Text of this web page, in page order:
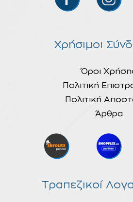
Χρήσιμοι
Όροι
Πολιτική
Πολιτική
Άρθρα
Τραπεζικοί